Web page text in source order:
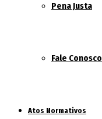
Pena Justa
Fale Conosco
Atos Normativos